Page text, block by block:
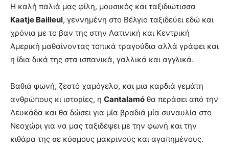
Η καλή παλιά μας φίλη, μουσικός και ταξιδιώτισσα
Kaatje Bailleul, γεννημένη στο Βέλγιο ταξιδεύει εδώ και
χρόνια με το βαν της στην Λατινική και Κεντρική
Αμερική μαθαίνοντας τοπικά τραγούδια αλλά γράφει και
η ίδια δικά της στα ισπανικά, γαλλικά και αγγλικά.
Βαθιά φωνή, ζεστό χαμόγελο, και μια καρδιά γεμάτη
ανθρώπους κι ιστορίες, η Cantalamó θα περάσει από την
Λευκάδα και θα δώσει για μία βραδιά μία συναυλία στο
Νεοχώρι για να μας ταξιδέψει με την φωνή και την
κιθάρα της σε κόσμους μακρινούς και αγαπημένους.